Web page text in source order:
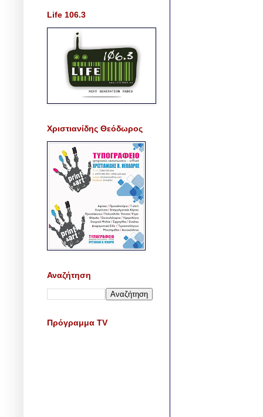
Life 106.3
Χριστιανίδης Θεόδωρος
Αναζήτηση
Πρόγραμμα TV